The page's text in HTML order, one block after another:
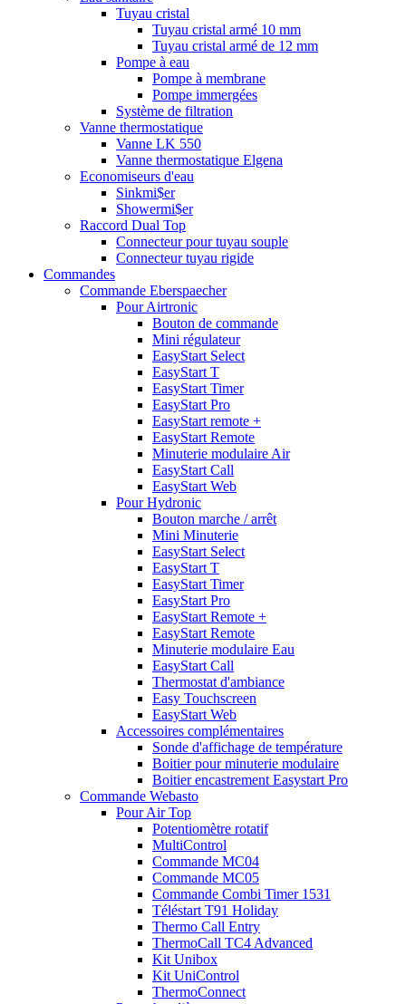
Tuyau cristal
Tuyau cristal armé 10 mm
Tuyau cristal armé de 12 mm
Pompe à eau
Pompe à membrane
Pompe immergées
Système de filtration
Vanne thermostatique
Vanne LK 550
Vanne thermostatique Elgena
Economiseurs d'eau
Sinkmi$er
Showermi$er
Raccord Dual Top
Connecteur pour tuyau souple
Connecteur tuyau rigide
Commandes
Commande Eberspaecher
Pour Airtronic
Bouton de commande
Mini régulateur
EasyStart Select
EasyStart T
EasyStart Timer
EasyStart Pro
EasyStart remote +
EasyStart Remote
Minuterie modulaire Air
EasyStart Call
EasyStart Web
Pour Hydronic
Bouton marche / arrêt
Mini Minuterie
EasyStart Select
EasyStart T
EasyStart Timer
EasyStart Pro
EasyStart Remote +
EasyStart Remote
Minuterie modulaire Eau
EasyStart Call
Thermostat d'ambiance
Easy Touchscreen
EasyStart Web
Accessoires complémentaires
Sonde d'affichage de température
Boitier pour minuterie modulaire
Boitier encastrement Easystart Pro
Commande Webasto
Pour Air Top
Potentiomètre rotatif
MultiControl
Commande MC04
Commande MC05
Commande Combi Timer 1531
Téléstart T91 Holiday
Thermo Call Entry
ThermoCall TC4 Advanced
Kit Unibox
Kit UniControl
ThermoConnect